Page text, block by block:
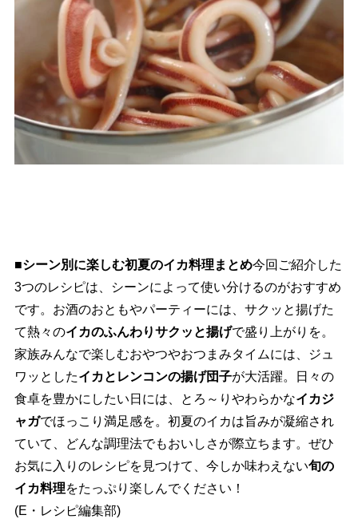
■シーン別に楽しむ初夏のイカ料理まとめ今回ご紹介した
3つのレシピは、シーンによって使い分けるのがおすすめ
です。お酒のおともやパーティーには、サクッと揚げた
て熱々のイカのふんわりサクッと揚げで盛り上がりを。
家族みんなで楽しむおやつやおつまみタイムには、ジュ
ワッとしたイカとレンコンの揚げ団子が大活躍。日々の
食卓を豊かにしたい日には、とろ～りやわらかなイカジ
ャガでほっこり満足感を。初夏のイカは旨みが凝縮され
ていて、どんな調理法でもおいしさが際立ちます。ぜひ
お気に入りのレシピを見つけて、今しか味わえない旬の
イカ料理をたっぷり楽しんでください！
(E・レシピ編集部)